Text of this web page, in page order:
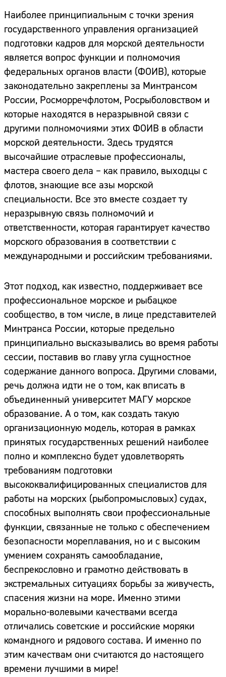
Наиболее принципиальным с точки зрения
государственного управления организацией
подготовки кадров для морской деятельности
является вопрос функции и полномочия
федеральных органов власти (ФОИВ), которые
законодательно закреплены за Минтрансом
России, Росморречфлотом, Росрыболовством и
которые находятся в неразрывной связи с
другими полномочиями этих ФОИВ в области
морской деятельности. Здесь трудятся
высочайшие отраслевые профессионалы,
мастера своего дела – как правило, выходцы с
флотов, знающие все азы морской
специальности. Все это вместе создает ту
неразрывную связь полномочий и
ответственности, которая гарантирует качество
морского образования в соответствии с
международными и российским требованиями.
Этот подход, как известно, поддерживает все
профессиональное морское и рыбацкое
сообщество, в том числе, в лице представителей
Минтранса России, которые предельно
принципиально высказывались во время работы
сессии, поставив во главу угла сущностное
содержание данного вопроса. Другими словами,
речь должна идти не о том, как вписать в
объединенный университет МАГУ морское
образование. А о том, как создать такую
организационную модель, которая в рамках
принятых государственных решений наиболее
полно и комплексно будет удовлетворять
требованиям подготовки
высококвалифицированных специалистов для
работы на морских (рыбопромысловых) судах,
способных выполнять свои профессиональные
функции, связанные не только с обеспечением
безопасности мореплавания, но и с высоким
умением сохранять самообладание,
беспрекословно и грамотно действовать в
экстремальных ситуациях борьбы за живучесть,
спасения жизни на море. Именно этими
морально-волевыми качествами всегда
отличались советские и российские моряки
командного и рядового состава. И именно по
этим качествам они считаются до настоящего
времени лучшими в мире!